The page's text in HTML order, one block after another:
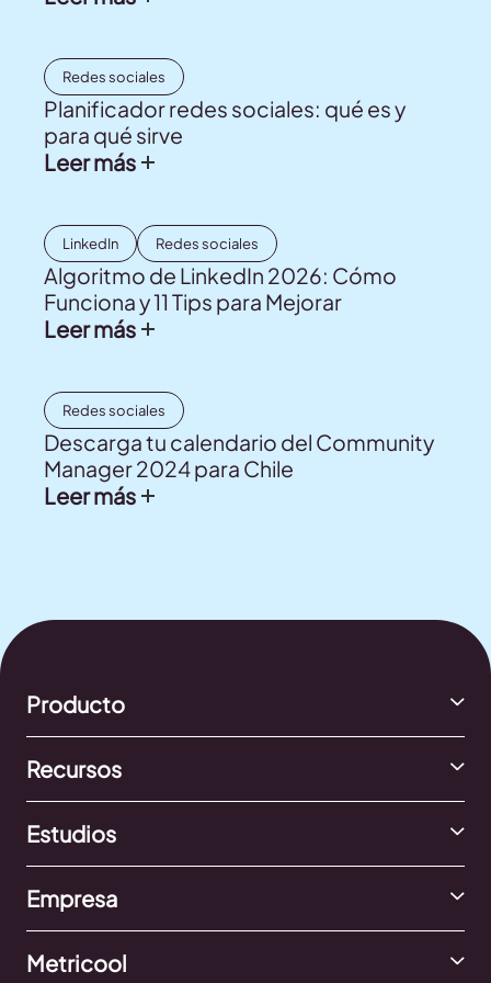
Redes sociales
Planificador redes sociales: qué es y
para qué sirve
Leer más
LinkedIn Redes sociales
Algoritmo de LinkedIn 2026: Cómo
Funciona y 11 Tips para Mejorar
Leer más
Redes sociales
Descarga tu calendario del Community
Manager 2024 para Chile
Leer más
Producto
Recursos
Estudios
Empresa
Metricool